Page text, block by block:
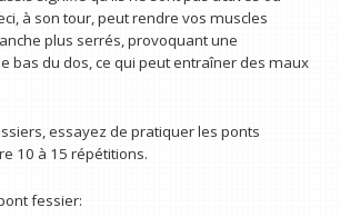
à son tour, peut rendre vos muscles
plus serrés, provoquant une
bas du dos, ce qui peut entraîner des maux
essayez de pratiquer les ponts
10 à 15 répétitions.
fessier: